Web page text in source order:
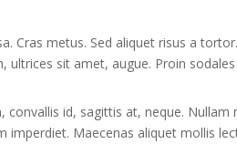
Cras metus. Sed aliquet risus a
ultrices sit amet, augue. Proin
id, sagittis at, neque.
imperdiet. Maecenas aliquet mollis